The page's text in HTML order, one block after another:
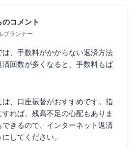
のコメント
プランナー
、手数料がかからない返済方法
済回数が多くなると、手数料もば
、口座振替がおすすめです。指
れば、残高不足の心配もありま
きるので、インターネット返済
してください。